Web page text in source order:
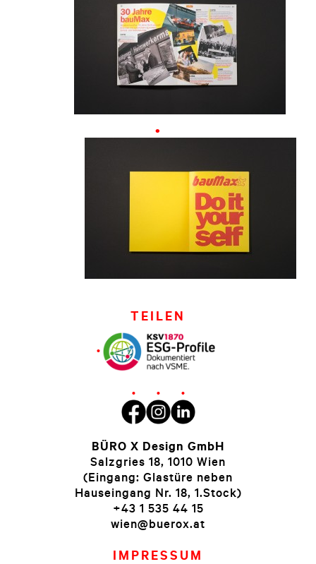
TEILEN
BÜRO X Design GmbH
Salzgries 18, 1010 Wien
(Eingang: Glastüre neben
Hauseingang Nr. 18, 1.Stock)
+43 1 535 44 15
wien@buerox.at
IMPRESSUM